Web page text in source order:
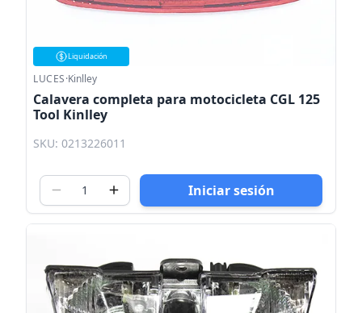
Liquidación
LUCES·Kinlley
Calavera completa para motocicleta CGL 125
Tool Kinlley
SKU: 0213226011
Iniciar sesión